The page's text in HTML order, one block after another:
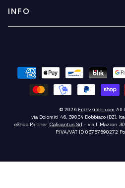
INFO
© 2026 Franzkraler.com All
via Dolomiti 46, 39034 Dobbiaco (BZ),
eShop Partner: Calicantus Srl - via L.Mazzon
P.IVA/VAT ID 03757590272